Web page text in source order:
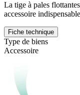
La tige à pales
accessoire
Fiche technique
Type de biens
Accessoire